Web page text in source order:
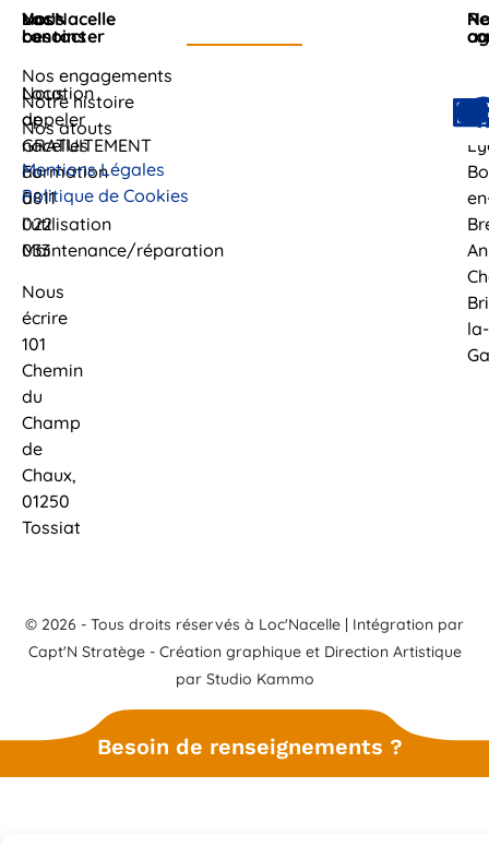
Nous
contacter
Nous
appeler
GRATUITEMENT
au
0811
022
033
Nous
écrire
101
Chemin
du
Champ
de
Chaux,
01250
Tossiat
Vos
besoins
Location
de
nacelles
Formation
à
l’utilisation
Maintenance/réparation
Loc'Nacelle
Nos engagements
Notre histoire
Nos atouts
Mentions Légales
Politique de Cookies
la-
© 2026 - Tous droits réservés à Loc'Nacelle | Intégration par
Capt'N Stratège- Création graphique et Direction Artistique
par Studio Kammo
Besoin de renseignements ?